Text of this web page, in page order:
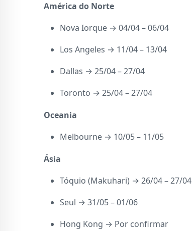
América do Norte
Nova Iorque → 04/04 – 06/04
Los Angeles → 11/04 – 13/04
Dallas → 25/04 – 27/04
Toronto → 25/04 – 27/04
Oceania
Melbourne → 10/05 – 11/05
Ásia
Tóquio (Makuhari) → 26/04 – 27/04
Seul → 31/05 – 01/06
Hong Kong → Por confirmar